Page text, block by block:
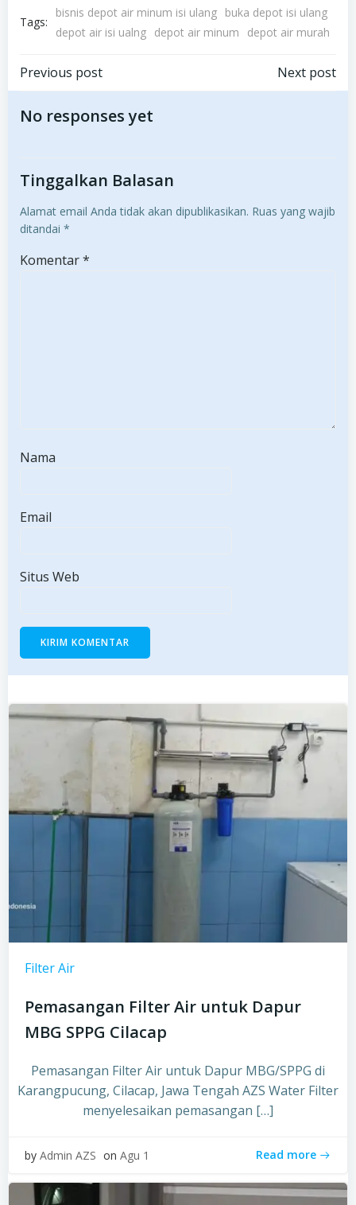
Tags:
bisnis depot air minum isi ulang buka depot isi ulang
depot air isi ualng depot air minum depot air murah
Post
navigation
Previous post
Post
Next post
No responses yet
Tinggalkan Balasan
Alamat email Anda tidak akan dipublikasikan. Ruas yang wajib
ditandai *
Komentar*
Nama
Email
Situs Web
Filter Air
Pemasangan Filter Air untuk Dapur
MBG SPPG Cilacap
Pemasangan Filter Air untuk Dapur MBG/SPPG di
Karangpucung, Cilacap, Jawa Tengah AZS Water Filter
menyelesaikan pemasangan […]
by Admin AZS on Agu 1 Read more